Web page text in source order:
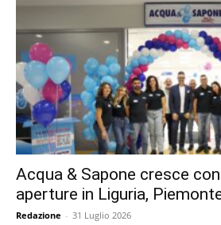
Acqua & Sapone cresce
aperture in Liguria,
Redazione - 31 Luglio 2026